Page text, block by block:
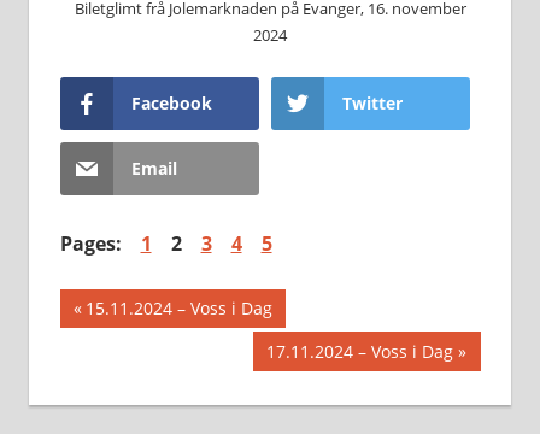
Biletglimt frå Jolemarknaden på Evanger, 16. november
2024
Facebook Twitter
Email
Pages: 1 2 3 4 5
Innleggsnavigasjon
Previous
15.11.2024 – Voss i Dag
Next
Post:
17.11.2024 – Voss i Dag